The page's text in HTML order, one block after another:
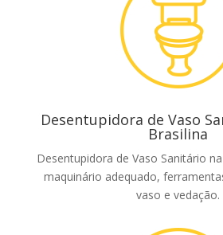
Desentupidora de Vaso
Brasilina
Desentupidora de Vaso Sanitário
maquinário adequado,
vaso e vedação.